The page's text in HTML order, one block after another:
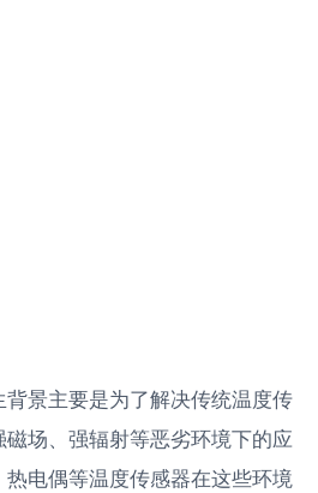
背景主要是为了解决传统温度传
场、强辐射等恶劣环境下的应
电偶等温度传感器在这些环境